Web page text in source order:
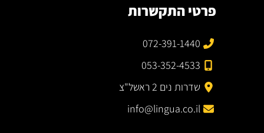
פרטי התקשרות
072-391-1440
053-352-4533
שדרות נים 2 ראשל"צ
info@lingua.co.il